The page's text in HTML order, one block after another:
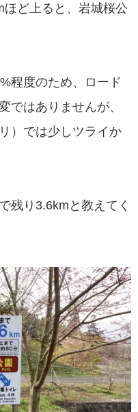
ど上ると、岩城桜公
程度のため、ロード
ではありませんが、
）では少しツライか
残り3.6kmと教えてく